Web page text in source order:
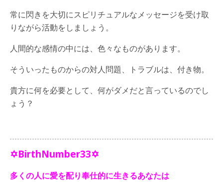
常に閃きを大切にスピリチュアルなメッセージを受け取
りながら活動をしましょう。
人間的な感情の中には、色々なものがあります。
そういったものからの対人問題、トラブルは、付き物。
貴方に何を必要として、何がダメだと言っているのでし
ょう？
✡BirthNumber33✡
多くの人に愛を配り奉仕的に生きるあなたは